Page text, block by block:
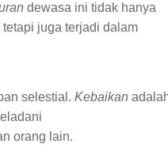
dewasa ini tidak hanya
juga terjadi dalam
selestial. Kebaikan
orang lain.